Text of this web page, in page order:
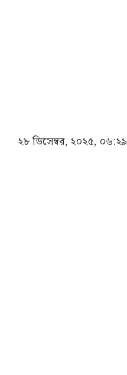
২৮ ডিসেম্বর, ২০২৫, ০৬:২৯